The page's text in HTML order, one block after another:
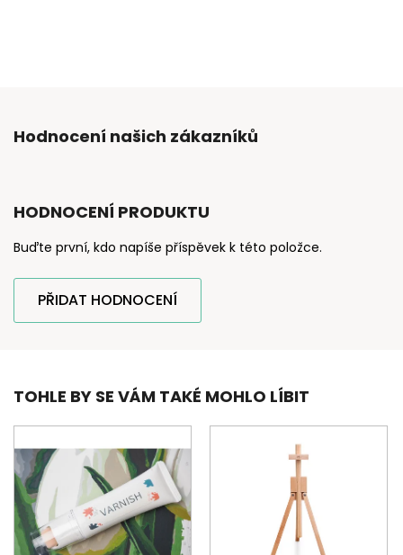
Hodnocení našich zákazníků
HODNOCENÍ PRODUKTU
Buďte první, kdo napíše příspěvek k této položce.
PŘIDAT HODNOCENÍ
TOHLE BY SE VÁM TAKÉ MOHLO LÍBIT